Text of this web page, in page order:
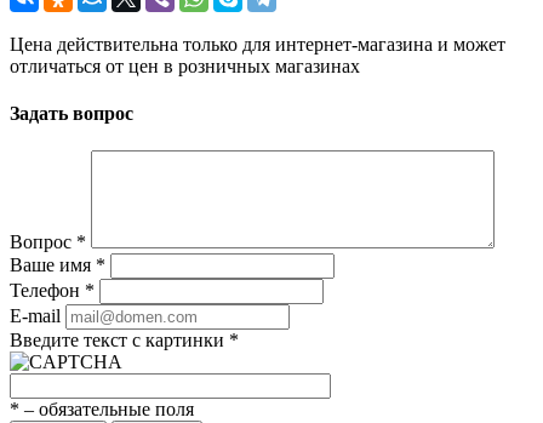
Цена действительна только для интернет-магазина и может
отличаться от цен в розничных магазинах
Задать вопрос
Вопрос *
Ваше имя *
Телефон *
E-mail
Введите текст с картинки *
* – обязательные поля